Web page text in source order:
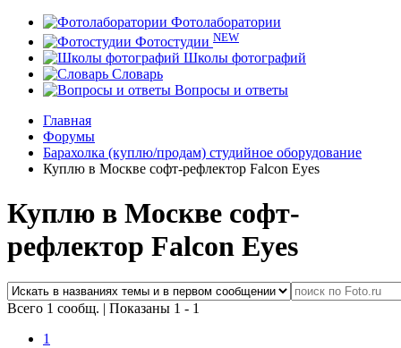
Фотолаборатории
Фотостудии NEW
Школы фотографий
Словарь
Вопросы и ответы
Главная
Форумы
Барахолка (куплю/продам) студийное оборудование
Куплю в Москве софт-рефлектор Falcon Eyes
Куплю в Москве софт-
рефлектор Falcon Eyes
Всего 1 сообщ. | Показаны 1 - 1
1